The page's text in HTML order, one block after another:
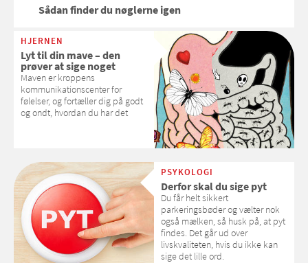
Sådan finder du nøglerne igen
HJERNEN
Lyt til din mave – den
prøver at sige noget
Maven er kroppens
kommunikationscenter for
følelser, og fortæller dig på godt
og ondt, hvordan du har det
PSYKOLOGI
Derfor skal du sige pyt
Du får helt sikkert
parkeringsbøder og vælter nok
også mælken, så husk på, at pyt
findes. Det går ud over
livskvaliteten, hvis du ikke kan
sige det lille ord.